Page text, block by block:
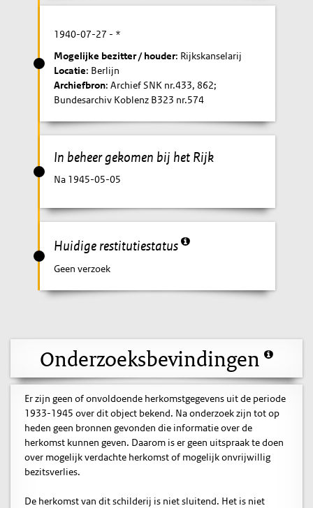
1940-07-27 - *
Mogelijke bezitter / houder: Rijkskanselarij
Locatie: Berlijn
Archiefbron: Archief SNK nr.433, 862;
Bundesarchiv Koblenz B323 nr.574
In beheer gekomen bij het Rijk
Na 1945-05-05
Huidige restitutiestatus
Geen verzoek
Onderzoeksbevindingen
Er zijn geen of onvoldoende herkomstgegevens uit de periode
1933-1945 over dit object bekend. Na onderzoek zijn tot op
heden geen bronnen gevonden die informatie over de
herkomst kunnen geven. Daarom is er geen uitspraak te doen
over mogelijk verdachte herkomst of mogelijk onvrijwillig
bezitsverlies.
De herkomst van dit schilderij is niet sluitend. Het is niet